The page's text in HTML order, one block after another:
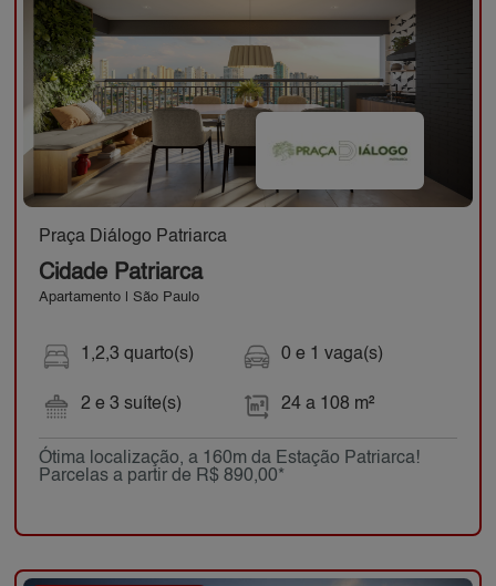
Praça Diálogo Patriarca
Cidade Patriarca
Apartamento | São Paulo
1,2,3 quarto(s)
2 e 3 suíte(s)
0 e 1 vaga(s)
24 a 108 m²
Ótima localização, a 160m da Estação Patriarca!
Parcelas a partir de R$ 890,00*